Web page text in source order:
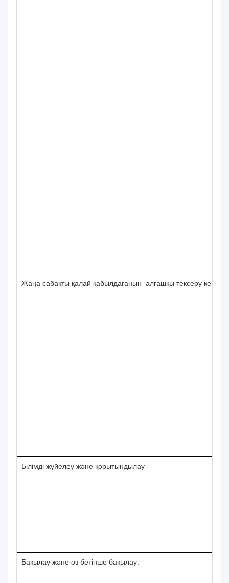
Жаңа сабақты қалай қабылдағанын алғашқы тексеру
Білімді жүйелеу және қорытындылау
Бақылау және өз бетінше бақылау: